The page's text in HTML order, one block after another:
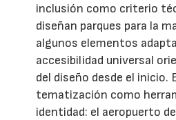
inclusión como criterio
diseñan parques para la
algunos elementos
accesibilidad universal
del diseño desde el inicio.
tematización como
identidad: el aeropuerto